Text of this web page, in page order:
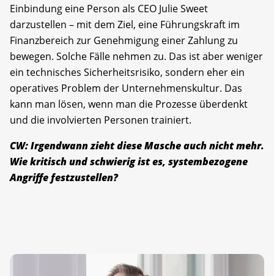
Einbindung eine Person als CEO Julie Sweet
darzustellen – mit dem Ziel, eine Führungskraft im
Finanzbereich zur Genehmigung einer Zahlung zu
bewegen. Solche Fälle nehmen zu. Das ist aber weniger
ein technisches Sicherheitsrisiko, sondern eher ein
operatives Problem der Unternehmenskultur. Das
kann man lösen, wenn man die Prozesse überdenkt
und die involvierten Personen trainiert.
CW: Irgendwann zieht diese Masche auch nicht mehr.
Wie kritisch und schwierig ist es, systembezogene
Angriffe festzustellen?